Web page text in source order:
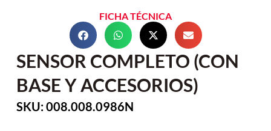
FICHA TÉCNICA
SENSOR COMPLETO (CON
BASE Y ACCESORIOS)
SKU: 008.008.0986N